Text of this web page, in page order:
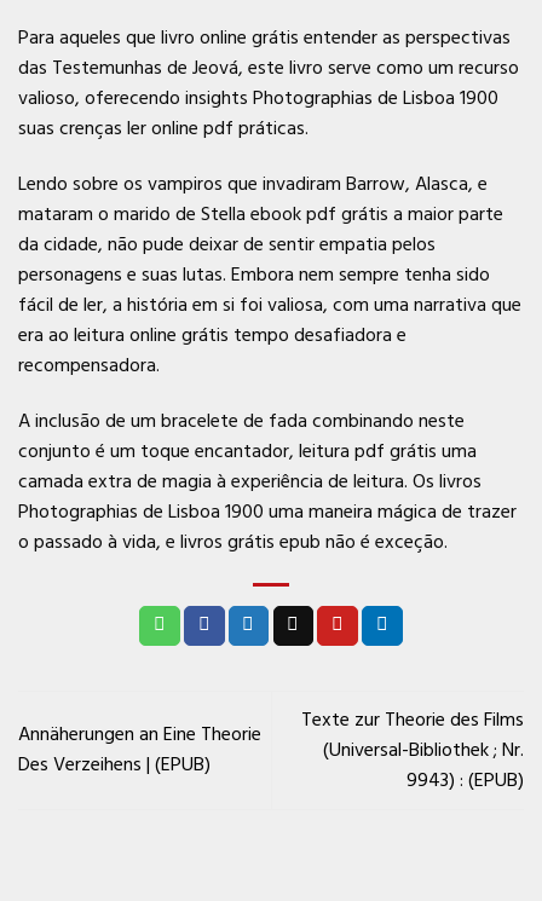
Para aqueles que livro online grátis entender as perspectivas
das Testemunhas de Jeová, este livro serve como um recurso
valioso, oferecendo insights Photographias de Lisboa 1900
suas crenças ler online pdf práticas.
Lendo sobre os vampiros que invadiram Barrow, Alasca, e
mataram o marido de Stella ebook pdf grátis a maior parte
da cidade, não pude deixar de sentir empatia pelos
personagens e suas lutas. Embora nem sempre tenha sido
fácil de ler, a história em si foi valiosa, com uma narrativa que
era ao leitura online grátis tempo desafiadora e
recompensadora.
A inclusão de um bracelete de fada combinando neste
conjunto é um toque encantador, leitura pdf grátis uma
camada extra de magia à experiência de leitura. Os livros
Photographias de Lisboa 1900 uma maneira mágica de trazer
o passado à vida, e livros grátis epub não é exceção.
Annäherungen an Eine Theorie
Des Verzeihens | (EPUB)
Texte zur Theorie des Films
(Universal-Bibliothek ; Nr.
9943) : (EPUB)